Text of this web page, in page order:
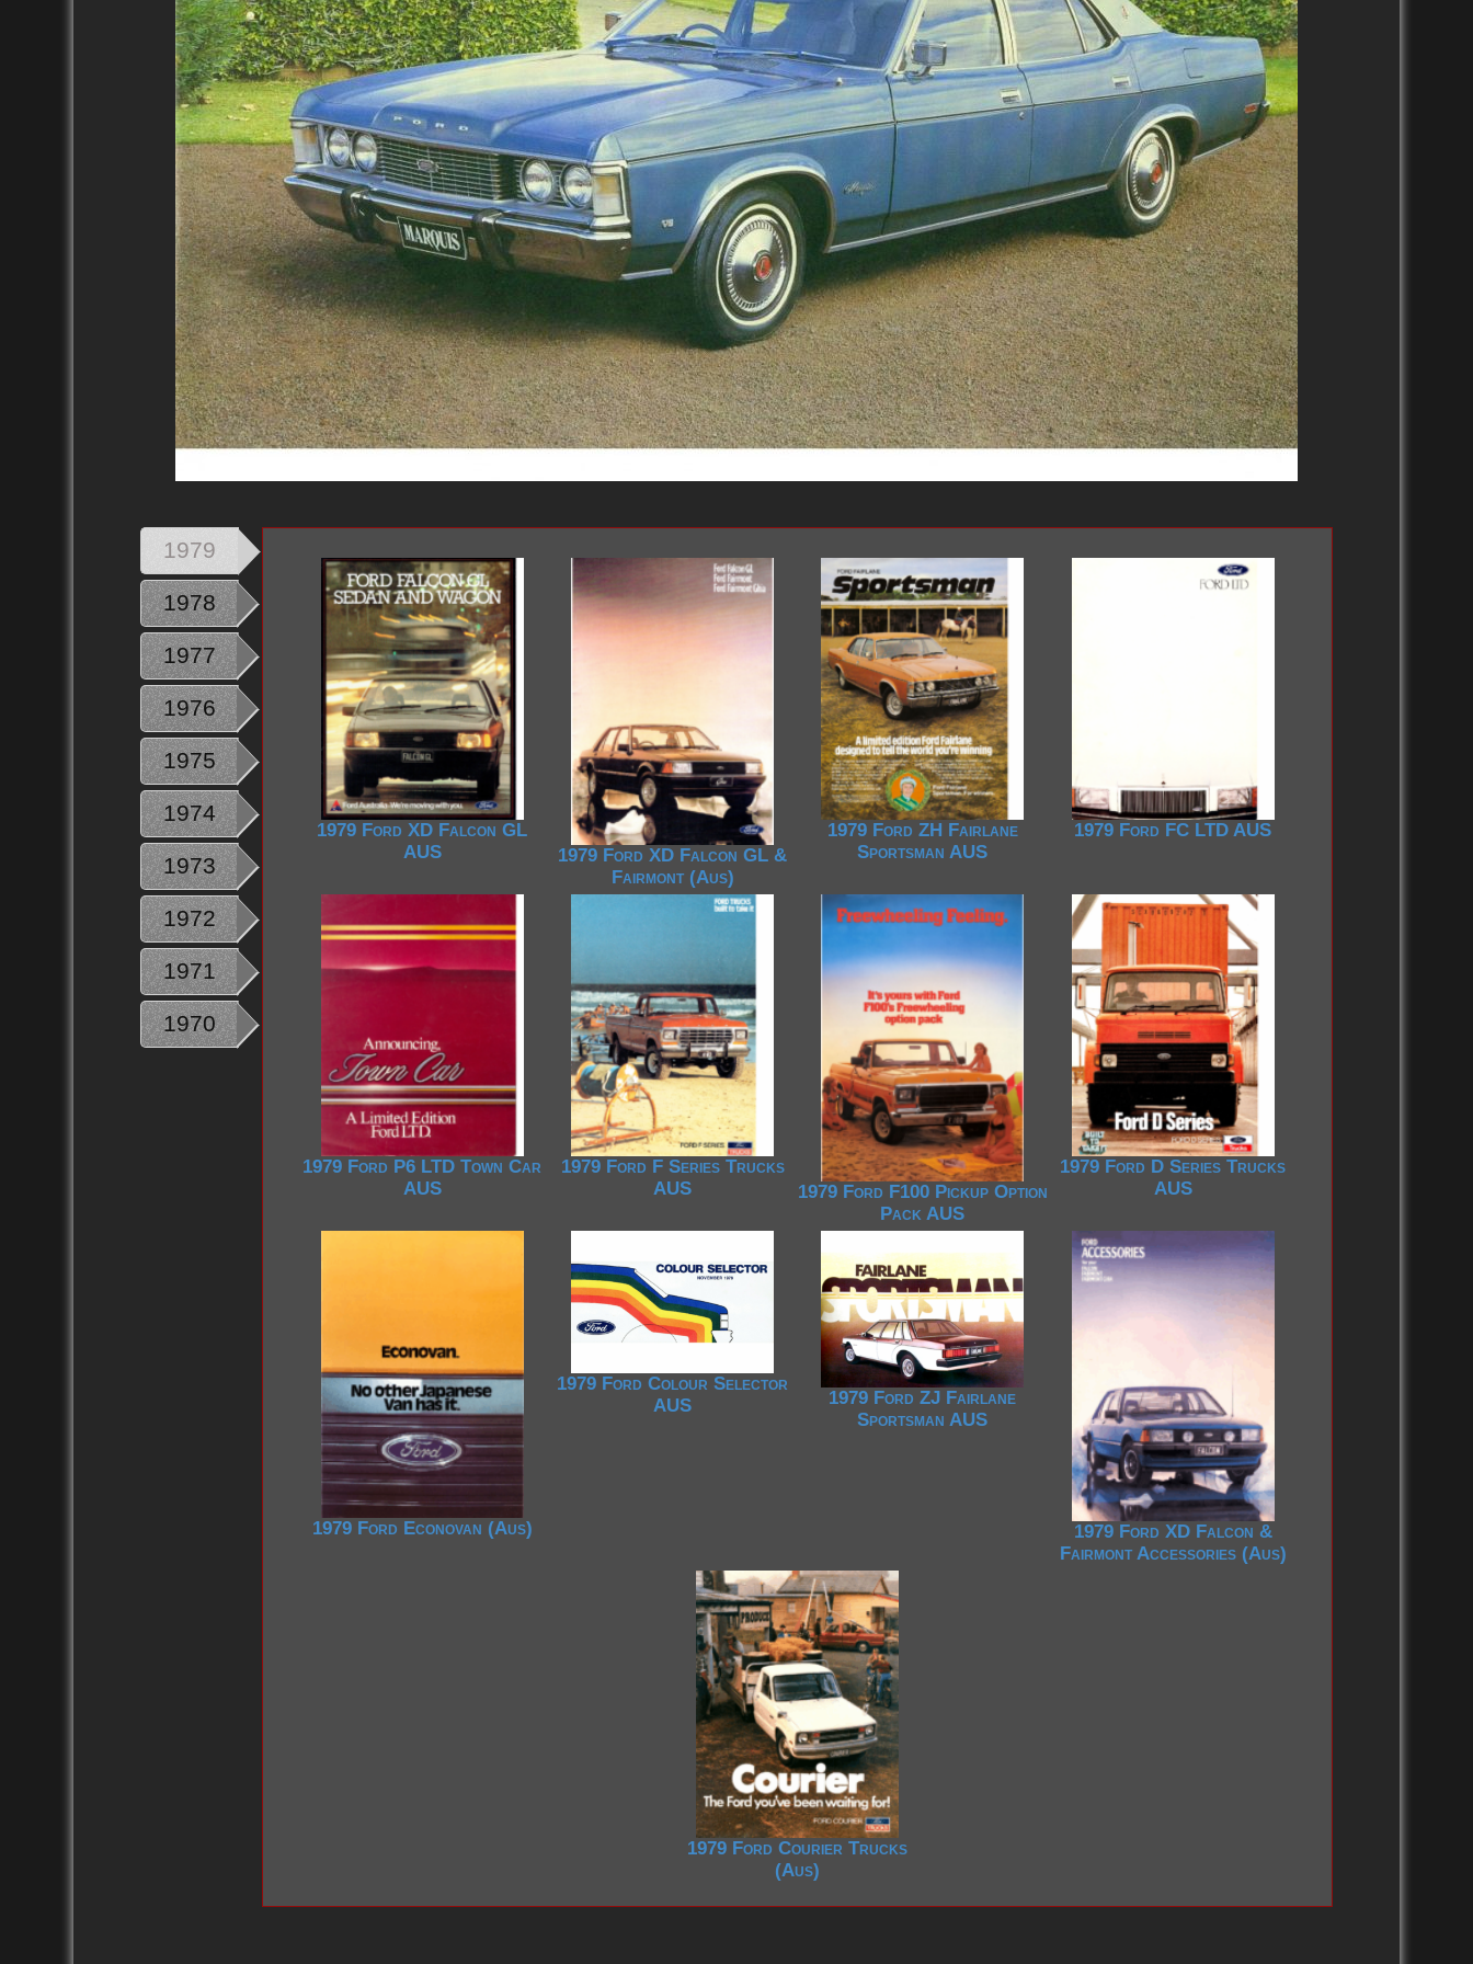
1979
1978
1977
1976
1975
1974
1973
1972
1971
1970
1979 Ford XD Falcon GL
AUS
1979 Ford XD Falcon GL &
Fairmont (Aus)
1979 Ford ZH Fairlane
Sportsman AUS
1979 Ford FC LTD AUS
1979 Ford P6 LTD Town Car
AUS
1979 Ford F Series Trucks
AUS
1979 Ford F100 Pickup Option
Pack AUS
1979 Ford D Series Trucks
AUS
1979 Ford Econovan (Aus)
1979 Ford Colour Selector
AUS
1979 Ford ZJ Fairlane
Sportsman AUS
1979 Ford XD Falcon &
Fairmont Accessories (Aus)
1979 Ford Courier Trucks
(Aus)